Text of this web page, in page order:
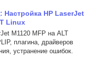
HP LaserJet
Linux
M1120 MFP на ALT
плагина, драйверов
устранение ошибок.